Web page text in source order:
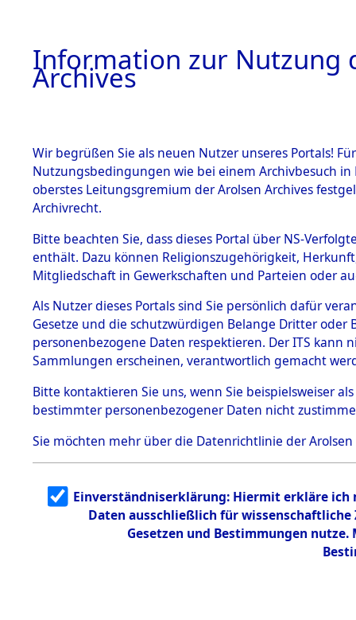
BESTÄNDE
1.
mente
5. Verschiedenes
5.3
Todesmärsche
5.3.1 Alliierte
Erhebungen
zu
Todesmärsch
en
5.3.2
g
5.3.3
Todesmärsch
0001
Information zur Nutzung
Archives
Wir begrüßen Sie als neuen Nutzer unseres Portals!
Nutzungsbedingungen wie bei einem Archivbesuch
oberstes Leitungsgremium der Arolsen Archives
Archivrecht.
Bitte beachten Sie, dass dieses Portal über NS-
enthält. Dazu können Religionszugehörigkeit,
Mitgliedschaft in Gewerkschaften und Parteien oder
Als Nutzer dieses Portals sind Sie persönlich dafür
Gesetze und die schutzwürdigen Belange Dritter
personenbezogene Daten respektieren. Der ITS
Sammlungen erscheinen, verantwortlich gemacht
Bitte kontaktieren Sie uns, wenn Sie beispielsweiser
bestimmter personenbezogener Daten nicht
Sie möchten mehr über die Datenrichtlinie der Arolsen
Einverständniserklärung: Hiermit erkläre ich
Daten ausschließlich für
Gesetzen und Bestimmungen